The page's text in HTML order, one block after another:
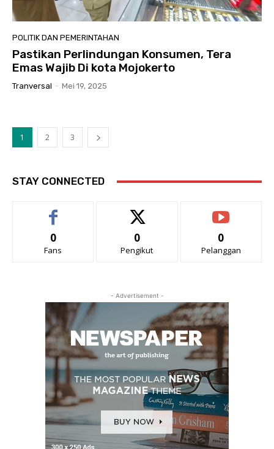
POLITIK DAN PEMERINTAHAN
Pastikan Perlindungan Konsumen, Tera
Emas Wajib Di kota Mojokerto
Tranversal - Mei 19, 2025
1 2 3
STAY CONNECTED
0
Fans
0
Pengikut
0
Pelanggan
- Advertisement -